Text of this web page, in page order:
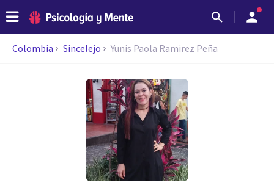
Colombia Sincelejo Yunis Paola Ramirez Peña